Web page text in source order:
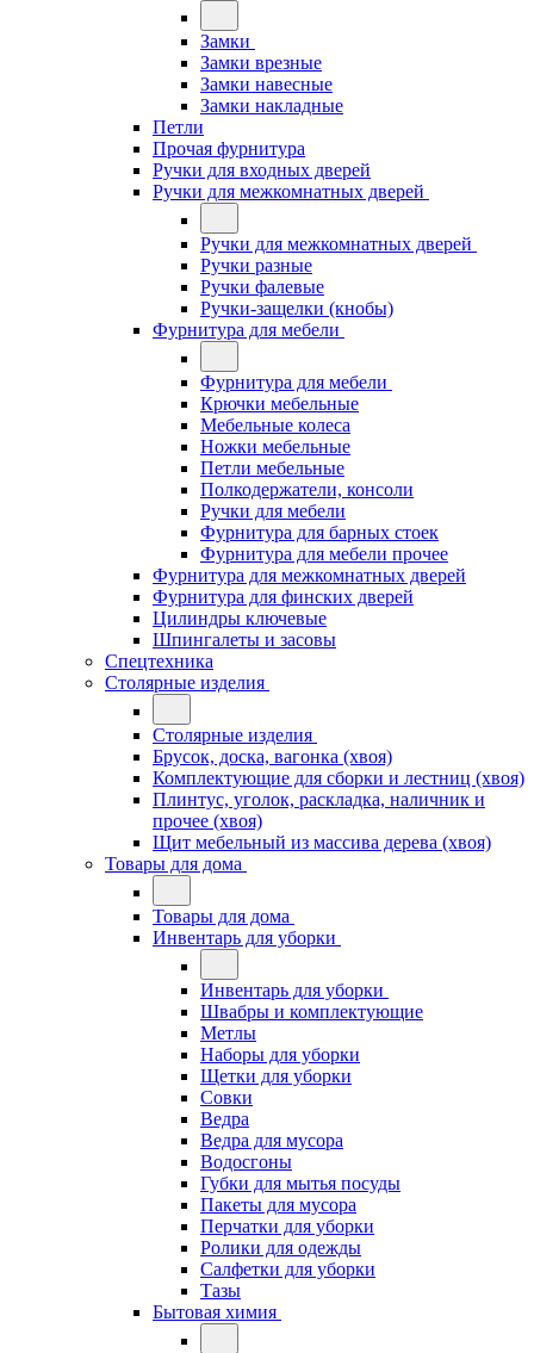
Замки
Замки врезные
Замки навесные
Замки накладные
Петли
Прочая фурнитура
Ручки для входных дверей
Ручки для межкомнатных дверей
Ручки для межкомнатных дверей
Ручки разные
Ручки фалевые
Ручки-защелки (кнобы)
Фурнитура для мебели
Фурнитура для мебели
Крючки мебельные
Мебельные колеса
Ножки мебельные
Петли мебельные
Полкодержатели, консоли
Ручки для мебели
Фурнитура для барных стоек
Фурнитура для мебели прочее
Фурнитура для межкомнатных дверей
Фурнитура для финских дверей
Цилиндры ключевые
Шпингалеты и засовы
Спецтехника
Столярные изделия
Столярные изделия
Брусок, доска, вагонка (хвоя)
Комплектующие для сборки и лестниц (хвоя)
Плинтус, уголок, раскладка, наличник и
прочее (хвоя)
Щит мебельный из массива дерева (хвоя)
Товары для дома
Товары для дома
Инвентарь для уборки
Инвентарь для уборки
Швабры и комплектующие
Метлы
Наборы для уборки
Щетки для уборки
Совки
Ведра
Ведра для мусора
Водосгоны
Губки для мытья посуды
Пакеты для мусора
Перчатки для уборки
Ролики для одежды
Салфетки для уборки
Тазы
Бытовая химия